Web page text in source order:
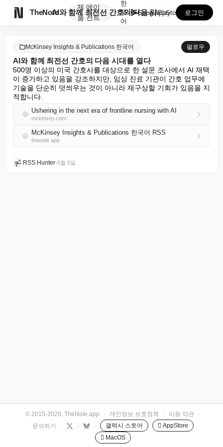
TheNote
제
품
에이
전트
AI와 함께 최전선 간호의 다음 시대를 열다
한
국
어
GooglePlay
AppStore 로그인
McKinsey Insights & Publications 한국어 팔로우
AI와 함께 최전선 간호의 다음 시대를 열다
500명 이상의 미국 간호사를 대상으로 한 설문 조사에서 AI 채택
이 증가하고 있음을 강조하지만, 임상 진료 기관이 간호 업무에
기술을 단순히 덧씌우는 것이 아니라 재구상할 기회가 있음을 지
적합니다.
Ushering in the next era of frontline nursing with AI
mckinsey.com
McKinsey Insights & Publications 한국어 RSS
thenote.app
RSS Hunter•5월 5일
© 2015-2026, TheNote.app · 개인정보 보호정책 · 이용 약관
·
문의하기
· · · 갤럭시 스토어
 AppStore
 MacOS